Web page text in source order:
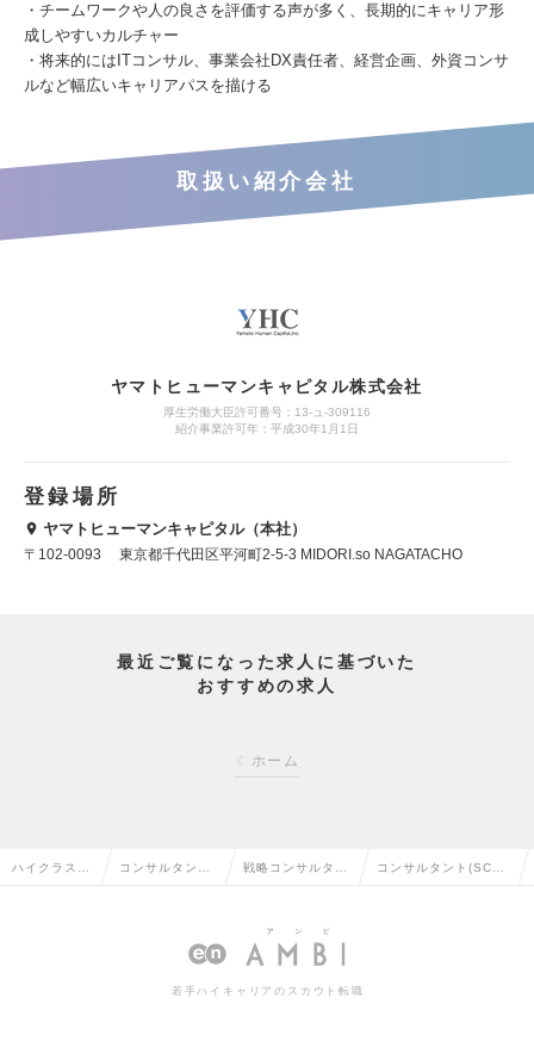
・チームワークや人の良さを評価する声が多く、長期的にキャリア形
成しやすいカルチャー
・将来的にはITコンサル、事業会社DX責任者、経営企画、外資コンサ
ルなど幅広いキャリアパスを描ける
取扱い紹介会社
ヤマトヒューマンキャピタル株式会社
厚生労働大臣許可番号：13-ュ-309116
紹介事業許可年：平成30年1月1日
登録場所
ヤマトヒューマンキャピタル（本社）
〒102-0093 東京都千代田区平河町2-5-3 MIDORI.so NAGATACHO
最近ご覧になった求人に基づいた
おすすめの求人
ホーム
ハイクラス求 コンサルタント 戦略コンサルタン コンサルタント(SCM)
若手ハイキャリアのスカウト転職